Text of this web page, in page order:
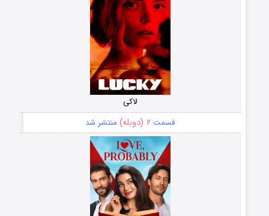
لاکی
قسمت ۲ (دوبله) منتشر شد